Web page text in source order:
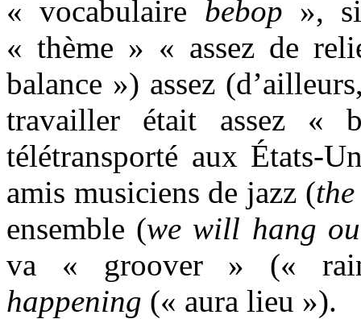
« vocabulaire bebop »,
« thème » « assez de
balance ») assez
travailler était assez «
télétransporté aux États-
amis musiciens de jazz (
ensemble (we will hang
va « groover » («
happening (« aura lieu »).